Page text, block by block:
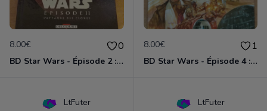
8.00€ 0
BD Star Wars - Épisode 2 : l'attaque des clones
8.00€ 1
BD Star Wars - Épisode 4 : Un nouvel espoir
LtFuter LtFuter